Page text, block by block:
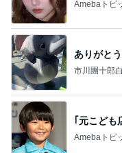
Amebaトピ
ありがと
市川團十郎
｢元こども
Amebaトピ